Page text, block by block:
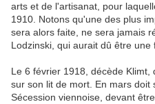
arts et de l'artisanat, pour
1910. Notons qu'une des plus
sera alors faite, ne sera jamais
Lodzinski, qui aurait dû être une
Le 6 février 1918, décède
sur son lit de mort. En mars doit
Sécession viennoise, devant